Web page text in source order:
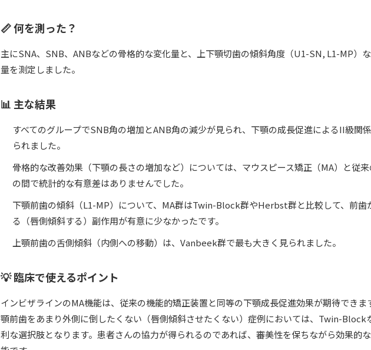
📏 何を測った？
主にSNA、SNB、ANBなどの骨格的な変化量と、上下顎切歯の傾斜角度（U1-SN, L1-MP）
量を測定しました。
📊 主な結果
すべてのグループでSNB角の増加とANB角の減少が見られ、下顎の成長促進によるII級関
られました。
骨格的な改善効果（下顎の長さの増加など）については、マウスピース矯正（MA）と従
の間で統計的な有意差はありませんでした。
下顎前歯の傾斜（L1-MP）について、MA群はTwin-Block群やHerbst群と比較して、前歯
る（唇側傾斜する）副作用が有意に少なかったです。
上顎前歯の舌側傾斜（内側への移動）は、Vanbeek群で最も大きく見られました。
💡 臨床で使えるポイント
インビザラインのMA機能は、従来の機能的矯正装置と同等の下顎成長促進効果が期待できま
顎前歯をあまり外側に倒したくない（唇側傾斜させたくない）症例においては、Twin-Block
利な選択肢となります。患者さんの協力が得られるのであれば、審美性を保ちながら効果的